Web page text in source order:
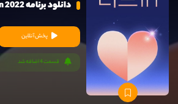
دانلود برنامه Love in 2022
پخش آنلاین
قسمت 4 اضافه شد